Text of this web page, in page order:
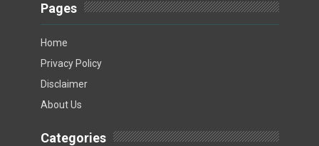
Pages
Home
Privacy Policy
Disclaimer
About Us
Categories